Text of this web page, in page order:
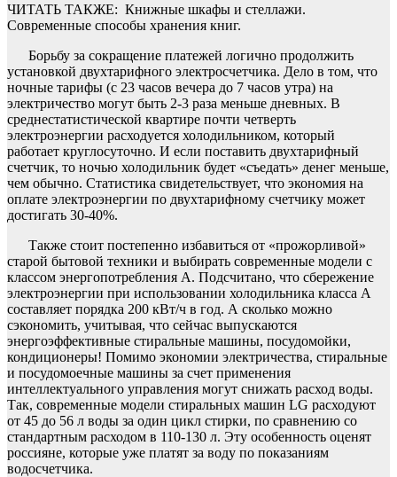
ЧИТАТЬ ТАКЖЕ: Книжные шкафы и стеллажи.
Современные способы хранения книг.
Борьбу за сокращение платежей логично продолжить
установкой двухтарифного электросчетчика. Дело в том, что
ночные тарифы (с 23 часов вечера до 7 часов утра) на
электричество могут быть 2-3 раза меньше дневных. В
среднестатистической квартире почти четверть
электроэнергии расходуется холодильником, который
работает круглосуточно. И если поставить двухтарифный
счетчик, то ночью холодильник будет «съедать» денег меньше,
чем обычно. Статистика свидетельствует, что экономия на
оплате электроэнергии по двухтарифному счетчику может
достигать 30-40%.
Также стоит постепенно избавиться от «прожорливой»
старой бытовой техники и выбирать современные модели с
классом энергопотребления А. Подсчитано, что сбережение
электроэнергии при использовании холодильника класса А
составляет порядка 200 кВт/ч в год. А сколько можно
сэкономить, учитывая, что сейчас выпускаются
энергоэффективные стиральные машины, посудомойки,
кондиционеры! Помимо экономии электричества, стиральные
и посудомоечные машины за счет применения
интеллектуального управления могут снижать расход воды.
Так, современные модели стиральных машин LG расходуют
от 45 до 56 л воды за один цикл стирки, по сравнению со
стандартным расходом в 110-130 л. Эту особенность оценят
россияне, которые уже платят за воду по показаниям
водосчетчика.